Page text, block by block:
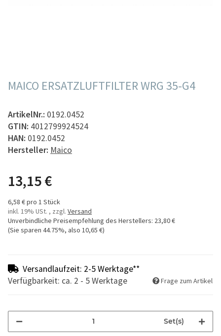
MAICO ERSATZLUFTFILTER WRG 35-G4
ArtikelNr.: 0192.0452
GTIN: 4012799924524
HAN: 0192.0452
Hersteller: Maico
13,15 €
6,58 € pro 1 Stück
inkl. 19% USt. , zzgl. Versand
Unverbindliche Preisempfehlung des Herstellers: 23,80 €
(Sie sparen 44.75%, also 10,65 €)
Versandlaufzeit: 2-5 Werktage**
Verfügbarkeit: ca. 2 - 5 Werktage
Frage zum Artikel
Set(s)